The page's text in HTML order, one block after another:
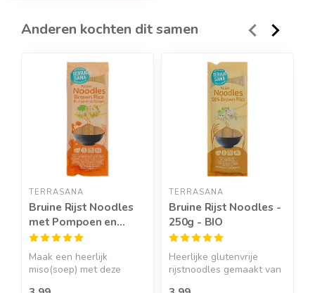
Anderen kochten dit samen
TERRASANA
Bruine Rijst Noodles
met Pompoen en
Gember - 250g - BIO
Maak een heerlijk
miso(soep) met deze
TERRASANA
Bruine Rijst Noodles -
250g - BIO
Heerlijke glutenvrije
rijstnoodles gemaakt van